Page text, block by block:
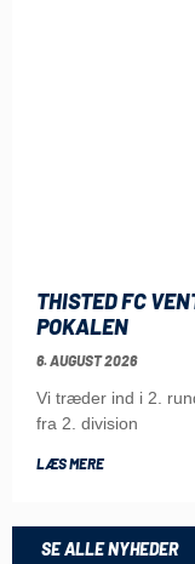
THISTED FC
POKALEN
6. AUGUST 2026
Vi træder ind i 2.
fra 2. division
LÆS MERE
SE ALLE NYHEDER